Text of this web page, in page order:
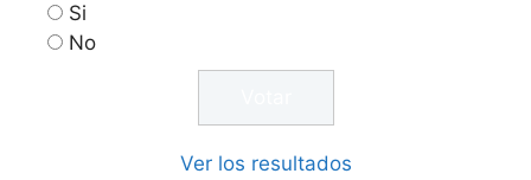
Si
No
Ver los resultados